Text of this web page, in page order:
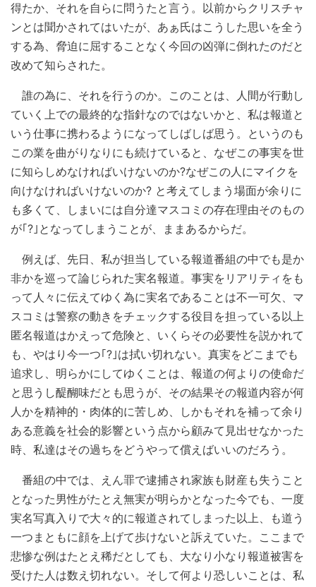
得たか、それを自らに問うたと言う。以前からクリスチャ
ンとは聞かされてはいたが、あぁ氏はこうした思いを全う
する為、脅迫に屈することなく今回の凶弾に倒れたのだと
改めて知らされた。
誰の為に、それを行うのか。このことは、人間が行動し
ていく上での最終的な指針なのではないかと、私は報道と
いう仕事に携わるようになってしばしば思う。というのも
この業を曲がりなりにも続けていると、なぜこの事実を世
に知らしめなければいけないのか?なぜこの人にマイクを
向けなければいけないのか? と考えてしまう場面が余りに
も多くて、しまいには自分達マスコミの存在理由そのもの
が｢?｣となってしまうことが、ままあるからだ。
例えば、先日、私が担当している報道番組の中でも是か
非かを巡って論じられた実名報道。事実をリアリティをも
って人々に伝えてゆく為に実名であることは不一可欠、マ
スコミは警察の動きをチェックする役目を担っている以上
匿名報道はかえって危険と、いくらその必要性を説かれて
も、やはり今一つ｢?｣は拭い切れない。真実をどこまでも
追求し、明らかにしてゆくことは、報道の何よりの使命だ
と思うし醍醐味だとも思うが、その結果その報道内容が何
人かを精神的・肉体的に苦しめ、しかもそれを補って余り
ある意義を社会的影響という点から顧みて見出せなかった
時、私達はその過ちをどうやって償えばいいのだろう。
番組の中では、えん罪で逮捕され家族も財産も失うこと
となった男性がたとえ無実が明らかとなった今でも、一度
実名写真入りで大々的に報道されてしまった以上、も道う
一つまともに顔を上げて歩けないと訴えていた。ここまで
悲惨な例はたとえ稀だとしても、大なり小なり報道被害を
受けた人は数え切れない。そして何より恐しいことは、私